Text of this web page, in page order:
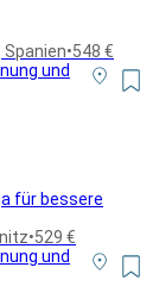
•548 €
und
für bessere
•529 €
und